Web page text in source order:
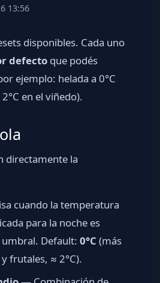
13:56
disponibles. Cada uno
defecto que podés
ejemplo: helada a 0°C
en el viñedo).
directamente la
cuando la temperatura
para la noche es
Default: 0°C (más
frutales, ≈ 2°C).